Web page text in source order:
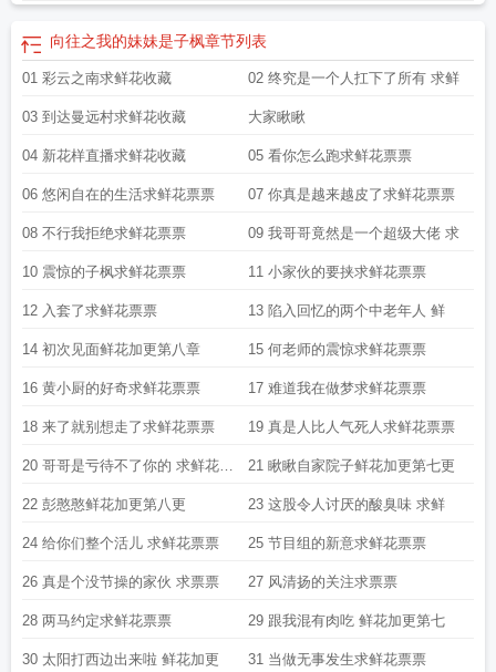
向往之我的妹妹是子枫章节列表
01 彩云之南求鲜花收藏 02 终究是一个人扛下了所有 求鲜
03 到达曼远村求鲜花收藏 大家瞅瞅
04 新花样直播求鲜花收藏 05 看你怎么跑求鲜花票票
06 悠闲自在的生活求鲜花票票 07 你真是越来越皮了求鲜花票票
08 不行我拒绝求鲜花票票 09 我哥哥竟然是一个超级大佬 求
10 震惊的子枫求鲜花票票 11 小家伙的要挟求鲜花票票
12 入套了求鲜花票票 13 陷入回忆的两个中老年人 鲜
14 初次见面鲜花加更第八章 15 何老师的震惊求鲜花票票
16 黄小厨的好奇求鲜花票票 17 难道我在做梦求鲜花票票
18 来了就别想走了求鲜花票票 19 真是人比人气死人求鲜花票票
20 哥哥是亏待不了你的 求鲜花票
票
21 瞅瞅自家院子鲜花加更第七更
22 彭憨憨鲜花加更第八更 23 这股令人讨厌的酸臭味 求鲜
24 给你们整个活儿 求鲜花票票 25 节目组的新意求鲜花票票
26 真是个没节操的家伙 求票票 27 风清扬的关注求票票
28 两马约定求鲜花票票 29 跟我混有肉吃 鲜花加更第七
30 太阳打西边出来啦 鲜花加更 31 当做无事发生求鲜花票票